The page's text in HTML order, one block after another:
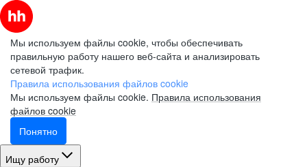
Мы используем файлы cookie, чтобы обеспечивать
правильную работу нашего веб-сайта и анализировать
сетевой трафик.
Правила использования файлов cookie
Мы используем файлы cookie. Правила использования
файлов cookie
Понятно
Ищу работу